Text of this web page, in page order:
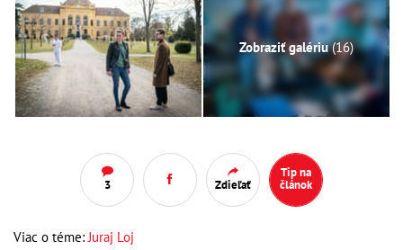
Zobraziť galériu(16)
3 Zdieľať
Tip na
článok
Viac o téme: Juraj Loj